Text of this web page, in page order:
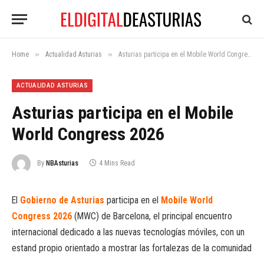
Home » Actualidad Asturias » Asturias participa en el Mobile World Congress 2026
ACTUALIDAD ASTURIAS
Asturias participa en el Mobile
World Congress 2026
By NBAsturias 4 Mins Read
El Gobierno de Asturias participa en el Mobile World
Congress 2026 (MWC) de Barcelona, el principal encuentro
internacional dedicado a las nuevas tecnologías móviles, con un
estand propio orientado a mostrar las fortalezas de la comunidad